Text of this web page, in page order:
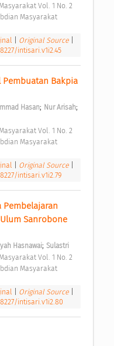
Masyarakat
Original Source
intisari.v1i2.45
Pembuatan Bakpia
Hasan; Nur Arisah;
Masyarakat
Original Source
intisari.v1i2.79
Pembelajaran
Sanrobone
Hasnawai; Sulastri
Masyarakat
Original Source
intisari.v1i2.80